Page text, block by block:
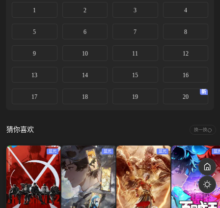
1 2 3 4
5 6 7 8
9 10 11 12
13 14 15 16
17 18 19 20
新
猜你喜欢 换一换
蓝光 蓝光 蓝光 蓝